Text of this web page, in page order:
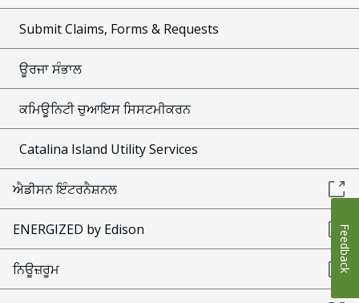
Submit Claims, Forms & Requests
ਊਰਜਾ ਸੰਭਾਲ
ਕਮਿਊਨਿਟੀ ਚੁਆਇਸ ਸਿਸਟਮੀਕਰਨ
Catalina Island Utility Services
ਐਡੀਸਨ ਇੰਟਰਨੈਸ਼ਨਲ
ENERGIZED by Edison
ਨਿਊਜ਼ਰੂਮ Feedback